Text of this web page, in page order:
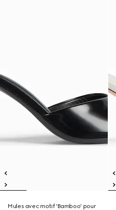
Mules avec motif 'Bamboo' pour